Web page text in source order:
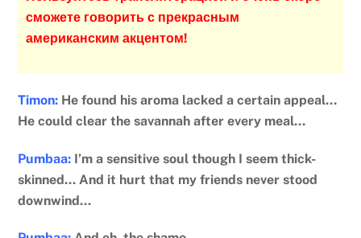
сможете говорить с прекрасным
американским акцентом!
Timon: He found his aroma lacked a certain appeal…
He could clear the savannah after every meal…
Pumbaa: I’m a sensitive soul though I seem thick-
skinned… And it hurt that my friends never stood
downwind…